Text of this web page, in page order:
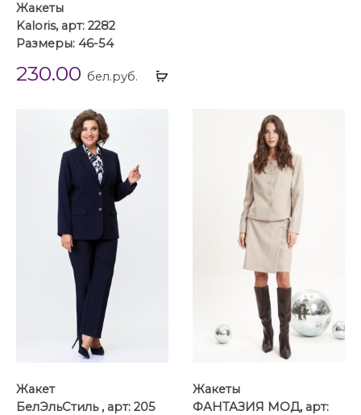
Выбрать
Жакеты
Kaloris, арт: 2282
Размеры: 46-54
230.00 бел.руб.
Жакет
БелЭльСтиль , арт: 205
Жакеты
ФАНТАЗИЯ МОД, арт: